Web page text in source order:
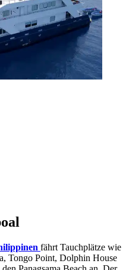
fährt Tauchplätze wie
Tongo Point, Dolphin House